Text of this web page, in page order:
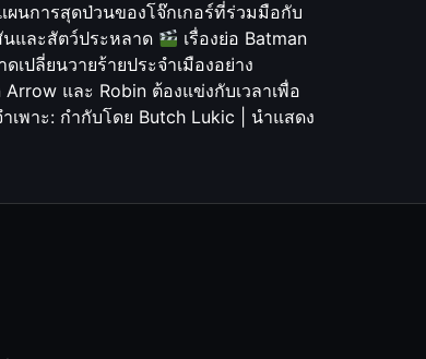
นการสุดป่วนของโจ๊กเกอร์ที่ร่วมมือกับ
และสัตว์ประหลาด
เรื่องย่อ Batman
ปลี่ยนวายร้ายประจำเมืองอย่าง
และ Robin ต้องแข่งกับเวลาเพื่อ
พาะ: กำกับโดย Butch Lukic | นำแสดง